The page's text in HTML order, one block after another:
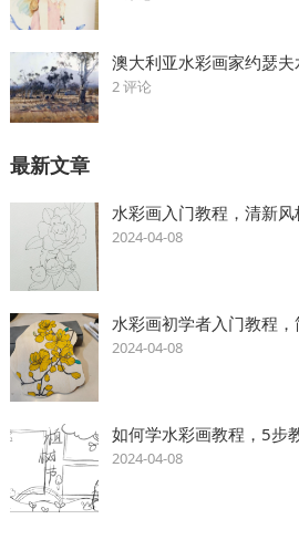
澳大利亚水彩画家约瑟
2 评论
最新文章
水彩画入门教程，清新
2024-04-08
水彩画初学者入门教程
2024-04-08
如何学水彩画教程，5步
2024-04-08